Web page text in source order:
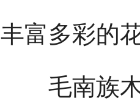
丰富多彩的
毛南族木